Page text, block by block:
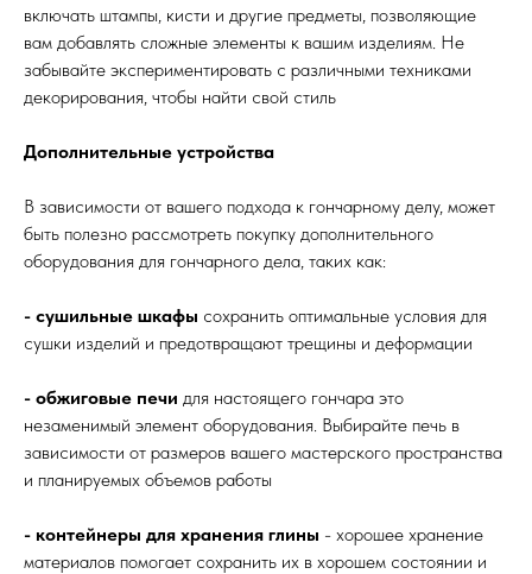
включать штампы, кисти и другие предметы, позволяющие
вам добавлять сложные элементы к вашим изделиям. Не
забывайте экспериментировать с различными техниками
декорирования, чтобы найти свой стиль
Дополнительные устройства
В зависимости от вашего подхода к гончарному делу, может
быть полезно рассмотреть покупку дополнительного
оборудования для гончарного дела, таких как:
- сушильные шкафы сохранить оптимальные условия для
сушки изделий и предотвращают трещины и деформации
- обжиговые печи для настоящего гончара это
незаменимый элемент оборудования. Выбирайте печь в
зависимости от размеров вашего мастерского пространства
и планируемых объемов работы
- контейнеры для хранения глины - хорошее хранение
материалов помогает сохранить их в хорошем состоянии и